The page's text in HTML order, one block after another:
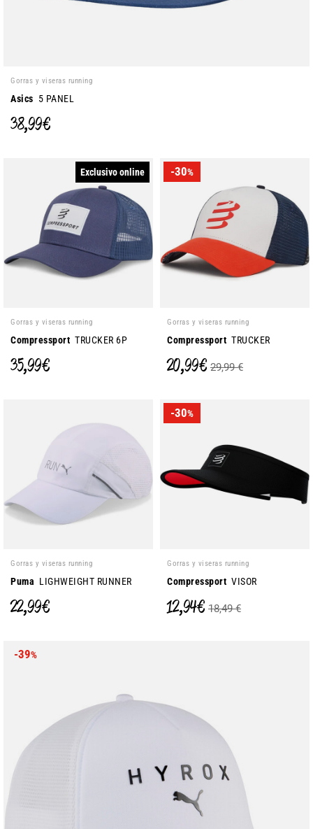
Gorras y viseras running
Asics 5 PANEL
38,99 €
Exclusivo online
Gorras y viseras running
Compressport TRUCKER 6P
35,99 €
-30%
Gorras y viseras running
Compressport TRUCKER
20,99 € 29,99 €
Gorras y viseras running
Puma LIGHWEIGHT RUNNER
22,99 €
-30%
Gorras y viseras running
Compressport VISOR
12,94 € 18,49 €
-39%